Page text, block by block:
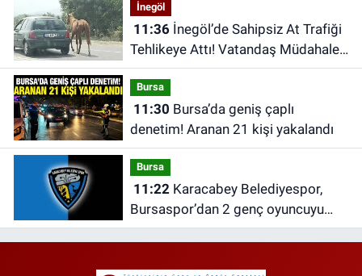
İnegöl
11:36İnegöl’de Sahipsiz At Trafiği
Tehlikeye Attı! Vatandaş Müdahale
Etti
Bursa
11:30
denetim! Aranan 21 kişi yakalandı
Bursa
11:22Karacabey Belediyespor,
Bursaspor’dan 2 genç oyuncuyu
kadrosuna kattı